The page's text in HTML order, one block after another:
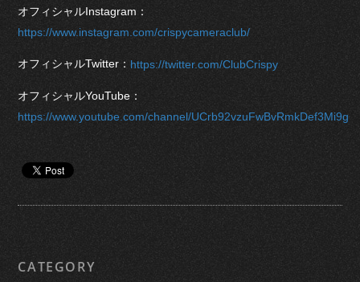
オフィシャルInstagram：
https://www.instagram.com/crispycameraclub/
オフィシャルTwitter： https://twitter.com/ClubCrispy
オフィシャルYouTube：
https://www.youtube.com/channel/UCrb92vzuFwBvRmkDef3Mi9g
CATEGORY